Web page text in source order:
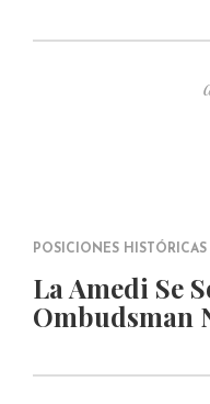
POSICIONES HISTÓRICAS
La Amedi Se
Ombudsman